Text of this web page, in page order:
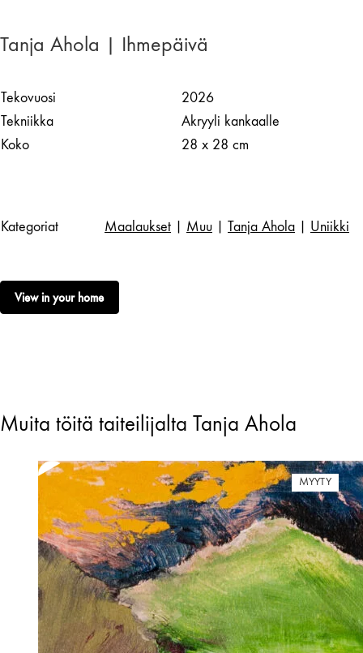
Tanja Ahola | Ihmepäivä
Tekovuosi
2026
Tekniikka
Akryyli kankaalle
Koko
28 x 28 cm
Kategoriat Maalaukset Muu Tanja Ahola Uniikki
View in your home
Muita töitä taiteilijalta Tanja Ahola
MYYTY